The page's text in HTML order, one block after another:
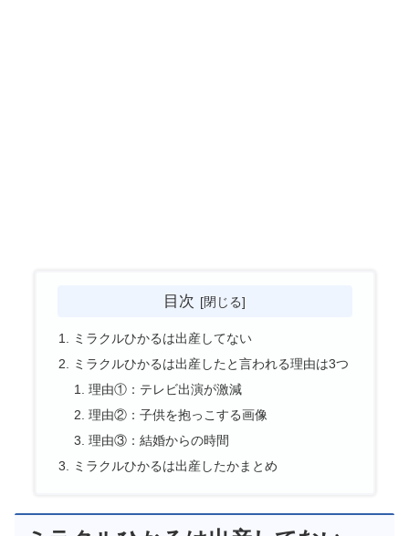
目次
ミラクルひかるは出産してない
ミラクルひかるは出産したと言われる理由は3つ
理由①：テレビ出演が激減
理由②：子供を抱っこする画像
理由③：結婚からの時間
ミラクルひかるは出産したかまとめ